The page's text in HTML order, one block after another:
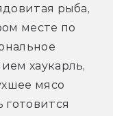
рыба,
месте по
хаукарль,
мясо
готовится